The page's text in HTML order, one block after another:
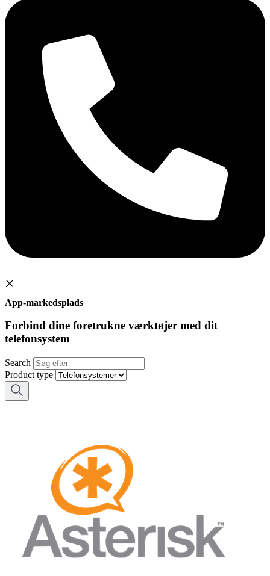
App-markedsplads
Forbind dine foretrukne værktøjer med dit
telefonsystem
Search
Product type